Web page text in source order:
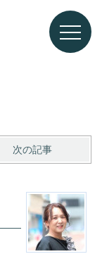
次の記事